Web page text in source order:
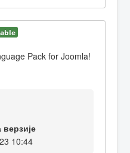
Pack for Joomla!
10:44